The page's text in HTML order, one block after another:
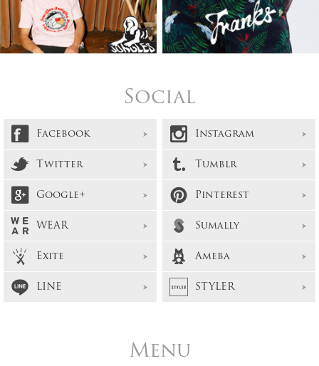
Social
Facebook
Instagram
Twitter
Tumblr
Google+
Pinterest
WEAR
Sumally
Exite
Ameba
LINE
STYLER
Menu